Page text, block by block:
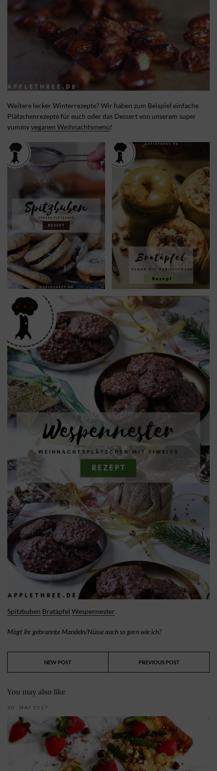
Weitere lecker Winterrezepte? Wir haben zum Beispiel einfache
Plätzchenrezepte für euch oder das Dessert von unserem super
yummyveganen Weihnachtsmenü!
Spitzbuben Bratäpfel Wespennester
Mögt ihr gebrannte Mandeln/Nüsse auch so gern wie ich?
NEW POST PREVIOUS POST
You may also like
30. MAI 2017